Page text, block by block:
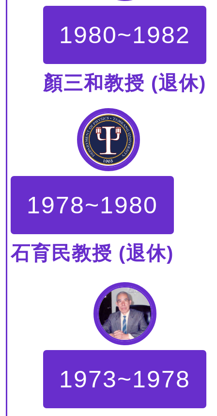
1980~1982
顏三和教授 (退休)
1978~1980
石育民教授 (退休)
1973~1978